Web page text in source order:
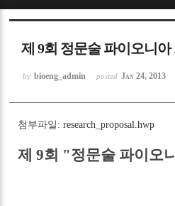
제 9회 정문술 파이오니
by bioeng_admin posted Jan 24, 2013
첨부파일:research_proposal.hwp
제 9회 "정문술 파이오
Sketchbook5,
Sketchbook5,